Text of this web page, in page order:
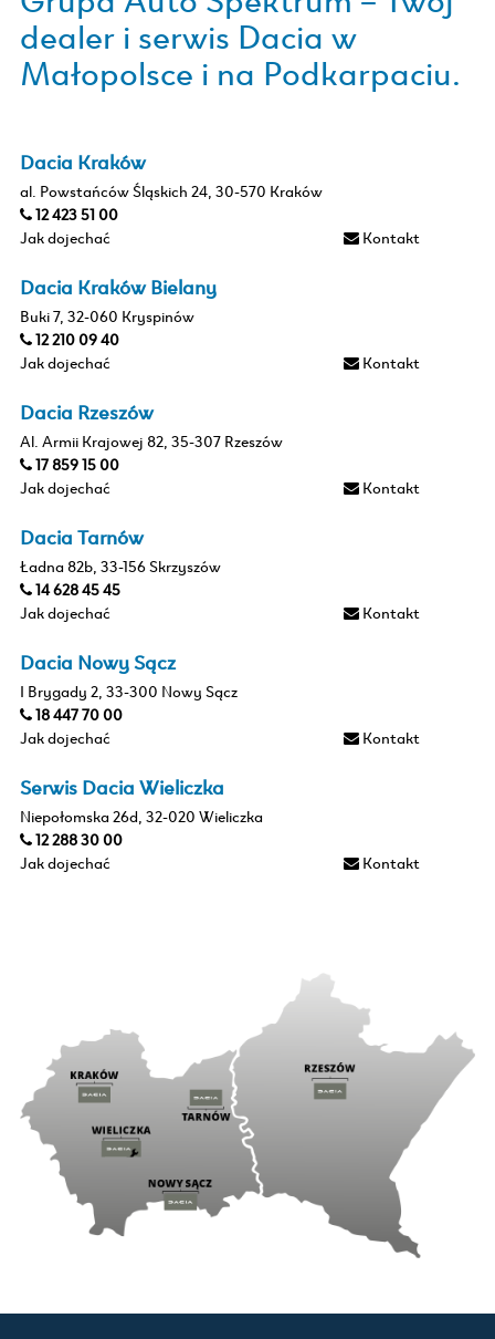
dealer i serwis Dacia w
Małopolsce i na Podkarpaciu.
Dacia Kraków
al. Powstańców Śląskich 24, 30-570 Kraków
12 423 51 00
Kontakt
Jak dojechać
Dacia Kraków Bielany
Buki 7, 32-060 Kryspinów
12 210 09 40
Kontakt
Jak dojechać
Dacia Rzeszów
Al. Armii Krajowej 82, 35-307 Rzeszów
17 859 15 00
Kontakt
Jak dojechać
Dacia Tarnów
Ładna 82b, 33-156 Skrzyszów
14 628 45 45
Kontakt
Jak dojechać
Dacia Nowy Sącz
I Brygady 2, 33-300 Nowy Sącz
18 447 70 00
Kontakt
Jak dojechać
Serwis Dacia Wieliczka
Niepołomska 26d, 32-020 Wieliczka
12 288 30 00
Kontakt
Jak dojechać